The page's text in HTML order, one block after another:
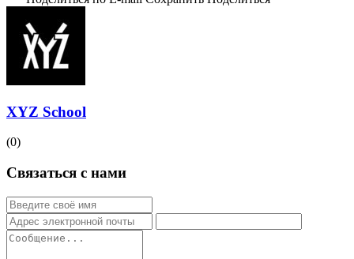
XYZ School
(0)
Связаться с нами